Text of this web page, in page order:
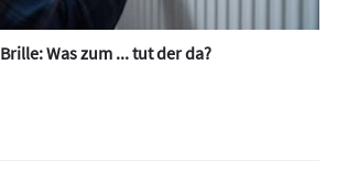
Was zum ... tut der da?